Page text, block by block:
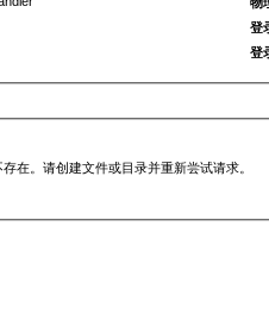
登
登
在。请创建文件或目录并重新尝试请求。